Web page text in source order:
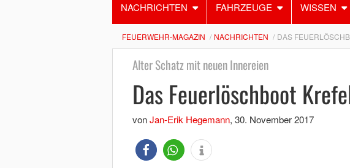
NACHRICHTEN FAHRZEUGE WISSEN
FEUERWEHR-MAGAZIN NACHRICHTEN DAS
Alter Schatz mit neuen Innereien
Das Feuerlöschboot
vonJan-Erik Hegemann, 30. November 2017